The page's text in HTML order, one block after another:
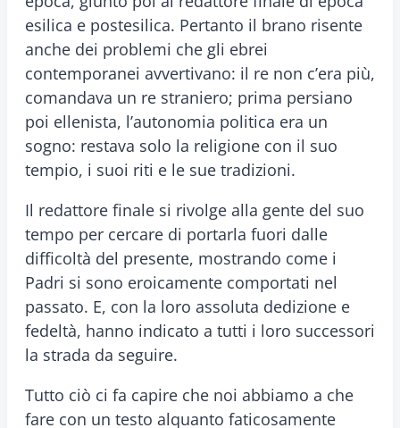
esilica e postesilica. Pertanto il brano risente
anche dei problemi che gli ebrei
contemporanei avvertivano: il re non c’era più,
comandava un re straniero; prima persiano
poi ellenista, l’autonomia politica era un
sogno: restava solo la religione con il suo
tempio, i suoi riti e le sue tradizioni.
Il redattore finale si rivolge alla gente del suo
tempo per cercare di portarla fuori dalle
difficoltà del presente, mostrando come i
Padri si sono eroicamente comportati nel
passato. E, con la loro assoluta dedizione e
fedeltà, hanno indicato a tutti i loro successori
la strada da seguire.
Tutto ciò ci fa capire che noi abbiamo a che
fare con un testo alquanto faticosamente